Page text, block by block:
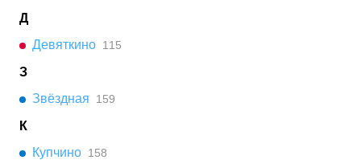
Д
Девяткино 115
З
Звёздная
159
К
Купчино 158